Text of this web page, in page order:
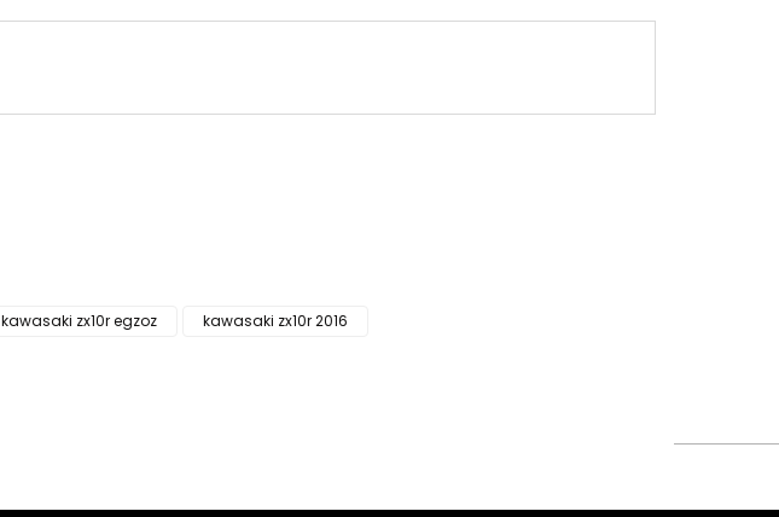
kawasaki zx10r egzoz kawasaki zx10r 2016